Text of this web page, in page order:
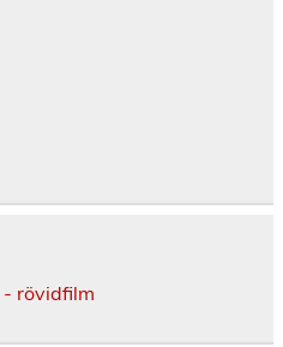
rövidfilm